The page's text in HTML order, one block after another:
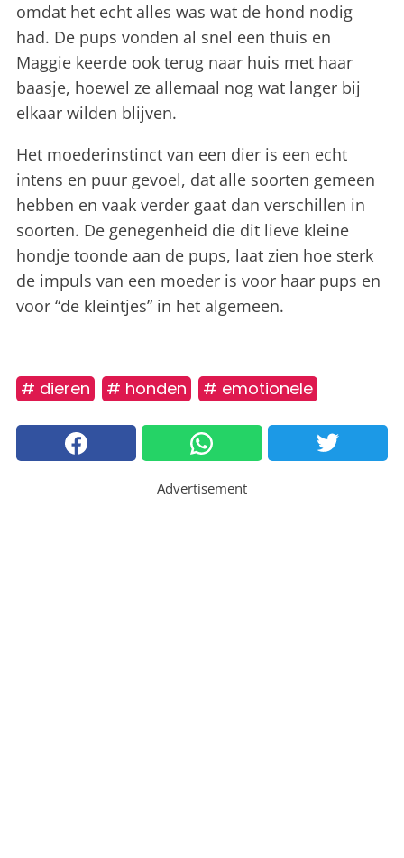
omdat het echt alles was wat de hond nodig
had. De pups vonden al snel een thuis en
Maggie keerde ook terug naar huis met haar
baasje, hoewel ze allemaal nog wat langer bij
elkaar wilden blijven.
Het moederinstinct van een dier is een echt
intens en puur gevoel, dat alle soorten gemeen
hebben en vaak verder gaat dan verschillen in
soorten. De genegenheid die dit lieve kleine
hondje toonde aan de pups, laat zien hoe sterk
de impuls van een moeder is voor haar pups en
voor “de kleintjes” in het algemeen.
# dieren # honden # emotionele
Advertisement